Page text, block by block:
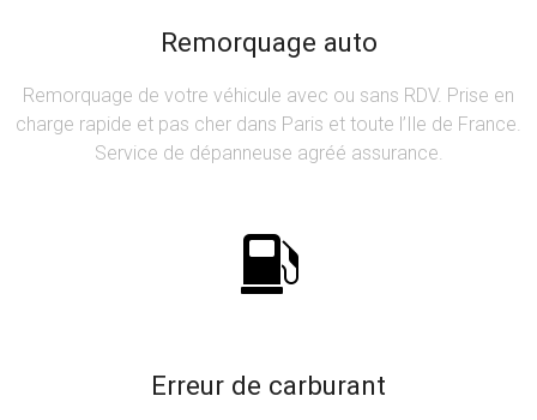
Remorquage auto
Remorquage de votre véhicule avec ou sans RDV. Prise en
charge rapide et pas cher dans Paris et toute l’Ile de France.
Service de dépanneuse agréé assurance.
Erreur de carburant